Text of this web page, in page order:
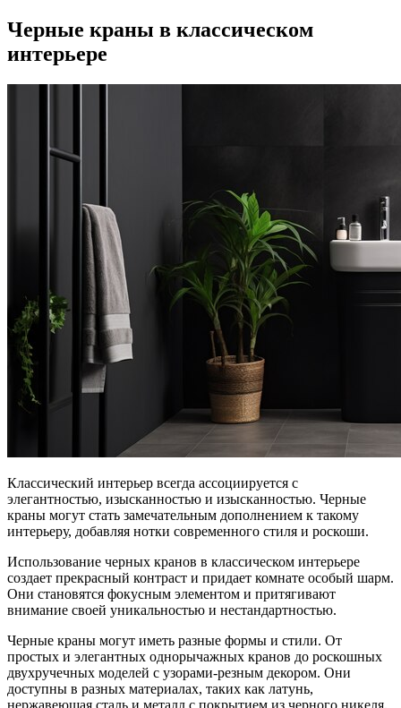
Черные краны в классическом
интерьере
Классический интерьер всегда ассоциируется с
элегантностью, изысканностью и изысканностью. Черные
краны могут стать замечательным дополнением к такому
интерьеру, добавляя нотки современного стиля и роскоши.
Использование черных кранов в классическом интерьере
создает прекрасный контраст и придает комнате особый шарм.
Они становятся фокусным элементом и притягивают
внимание своей уникальностью и нестандартностью.
Черные краны могут иметь разные формы и стили. От
простых и элегантных однорычажных кранов до роскошных
двухручечных моделей с узорами-резным декором. Они
доступны в разных материалах, таких как латунь,
нержавеющая сталь и металл с покрытием из черного никеля.